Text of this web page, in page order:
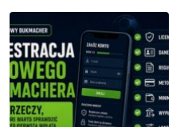
dla siebie